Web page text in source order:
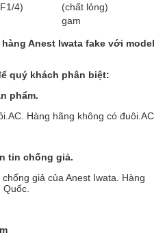
4)
(chất lỏng)
gam
Anest Iwata fake với model
quý khách phân biệt:
phẩm.
Hàng hãng không có đuôi.AC
tin chống giả.
giả của Anest Iwata. Hàng